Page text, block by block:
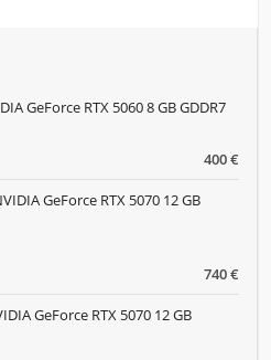
400 €
GeForce RTX 5060 8 GB GDDR7
740 €
GeForce RTX 5070 12 GB
GeForce RTX 5070 12 GB